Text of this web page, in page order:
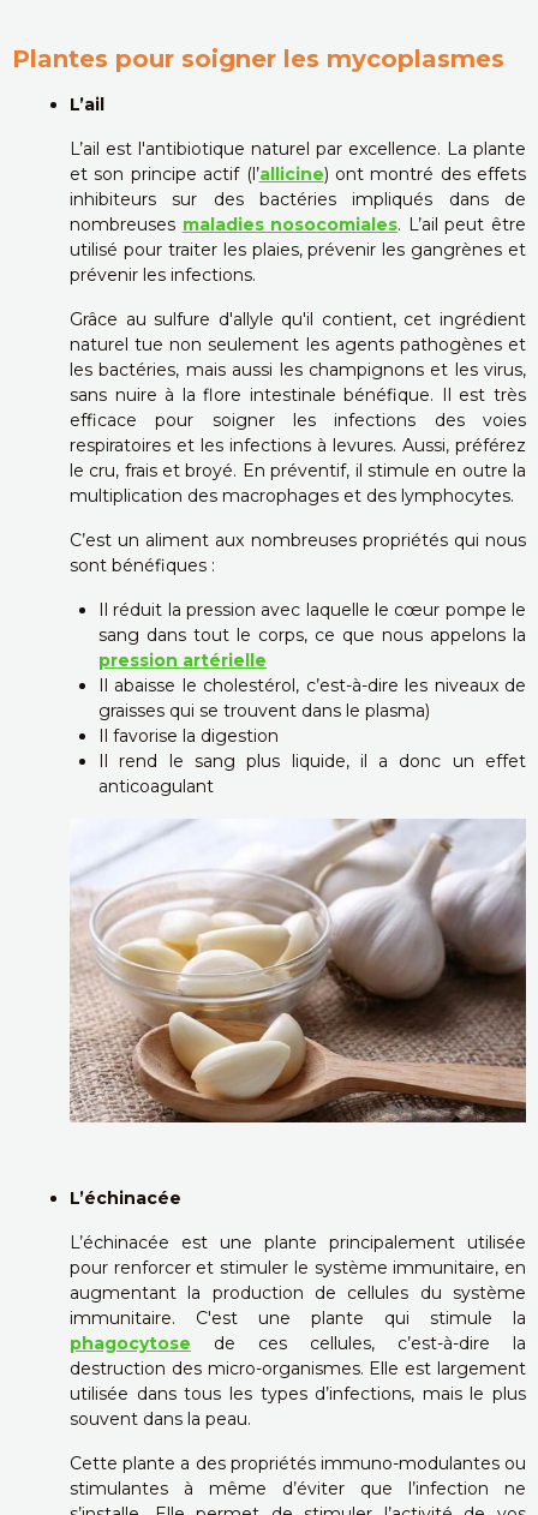
Plantes pour soigner les mycoplasmes
L’ail
L’ail est l'antibiotique naturel par excellence. La plante
et son principe actif (l’allicine) ont montré des effets
inhibiteurs sur des bactéries impliqués dans de
nombreuses maladies nosocomiales. L’ail peut être
utilisé pour traiter les plaies, prévenir les gangrènes et
prévenir les infections.
Grâce au sulfure d'allyle qu'il contient, cet ingrédient
naturel tue non seulement les agents pathogènes et
les bactéries, mais aussi les champignons et les virus,
sans nuire à la flore intestinale bénéfique. Il est très
efficace pour soigner les infections des voies
respiratoires et les infections à levures. Aussi, préférez
le cru, frais et broyé. En préventif, il stimule en outre la
multiplication des macrophages et des lymphocytes.
C’est un aliment aux nombreuses propriétés qui nous
sont bénéfiques :
Il réduit la pression avec laquelle le cœur pompe le
sang dans tout le corps, ce que nous appelons la
pression artérielle
Il abaisse le cholestérol, c’est-à-dire les niveaux de
graisses qui se trouvent dans le plasma)
Il favorise la digestion
Il rend le sang plus liquide, il a donc un effet
anticoagulant
L’échinacée
L’échinacée est une plante principalement utilisée
pour renforcer et stimuler le système immunitaire, en
augmentant la production de cellules du système
immunitaire. C'est une plante qui stimule la
phagocytose de ces cellules, c’est-à-dire la
destruction des micro-organismes. Elle est largement
utilisée dans tous les types d’infections, mais le plus
souvent dans la peau.
Cette plante a des propriétés immuno-modulantes ou
stimulantes à même d’éviter que l’infection ne